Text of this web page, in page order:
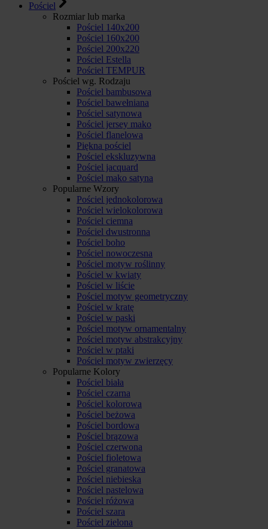
Pościel
Rozmiar lub marka
Pościel 140x200
Pościel 160x200
Pościel 200x220
Pościel Estella
Pościel TEMPUR
Pościel wg. Rodzaju
Pościel bambusowa
Pościel bawełniana
Pościel satynowa
Pościel jersey mako
Pościel flanelowa
Piękna pościel
Pościel ekskluzywna
Pościel jacquard
Pościel mako satyna
Popularne Wzory
Pościel jednokolorowa
Pościel wielokolorowa
Pościel ciemna
Pościel dwustronna
Pościel boho
Pościel nowoczesna
Pościel motyw roślinny
Pościel w kwiaty
Pościel w liście
Pościel motyw geometryczny
Pościel w kratę
Pościel w paski
Pościel motyw ornamentalny
Pościel motyw abstrakcyjny
Pościel w ptaki
Pościel motyw zwierzęcy
Popularne Kolory
Pościel biała
Pościel czarna
Pościel kolorowa
Pościel beżowa
Pościel bordowa
Pościel brązowa
Pościel czerwona
Pościel fioletowa
Pościel granatowa
Pościel niebieska
Pościel pastelowa
Pościel różowa
Pościel szara
Pościel zielona